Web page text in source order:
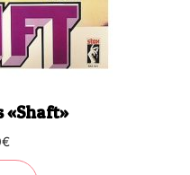
«Shaft»
€